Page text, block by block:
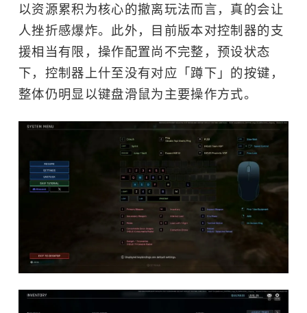
以资源累积为核心的撤离玩法而言，真的会让
人挫折感爆炸。此外，目前版本对控制器的支
援相当有限，操作配置尚不完整，预设状态
下，控制器上什至没有对应「蹲下」的按键，
整体仍明显以键盘滑鼠为主要操作方式。